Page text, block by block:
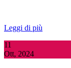
Leggi di più
11
Ott, 2024